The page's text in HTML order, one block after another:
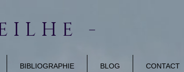
I L H E -
BIBLIOGRAPHIE BLOG CONTACT